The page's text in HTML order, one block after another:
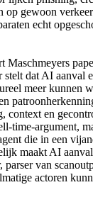
op gewoon
echt
Maschmeyers
stelt dat AI aanval
meer kunnen
context en
time-argument,
die in een
maakt AI
parser van
actoren